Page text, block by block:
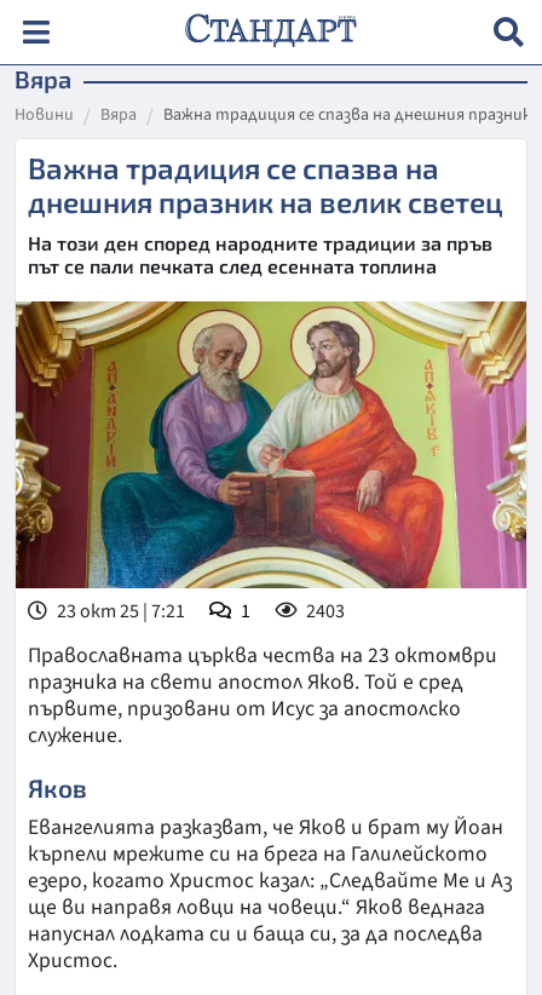
Вяра
Новини Вяра Важна традиция се спазва на днешния празник
Важна традиция се спазва на
днешния празник на велик светец
На този ден според народните традиции за пръв
път се пали печката след есенната топлина
23 окт 25 | 7:21 1 2403
Православната църква чества на 23 октомври
празника на свети апостол Яков. Той е сред
първите, призовани от Исус за апостолско
служение.
Яков
Евангелията разказват, че Яков и брат му Йоан
кърпели мрежите си на брега на Галилейското
езеро, когато Христос казал: „Следвайте Ме и Аз
ще ви направя ловци на човеци.“ Яков веднага
напуснал лодката си и баща си, за да последва
Христос.